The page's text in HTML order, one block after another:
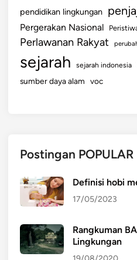
pendidikan lingkungan
Pergerakan Nasional
Perlawanan Rakyat
sejarah sejarah indonesia
sumber daya alam voc
Postingan POPULAR
Definisi hobi
17/05/2023
Rangkuman
Lingkungan